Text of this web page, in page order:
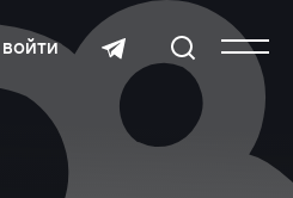
войти